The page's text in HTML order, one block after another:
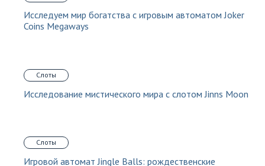
Исследуем мир богатства с игровым автоматом Joker
Coins Megaways
Слоты
Исследование мистического мира с слотом Jinns Moon
Слоты
Игровой автомат Jingle Balls: рождественские